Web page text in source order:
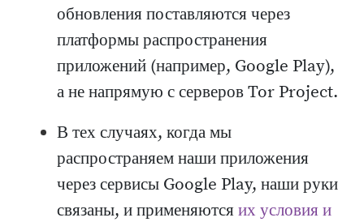
обновления поставляются через
платформы распространения
приложений (например, Google Play),
а не напрямую с серверов Tor Project.
В тех случаях, когда мы
распространяем наши приложения
через сервисы Google Play, наши руки
связаны, и применяютсяих условия и